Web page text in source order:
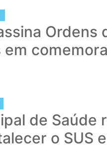
Ordens
de Saúde
o SUS